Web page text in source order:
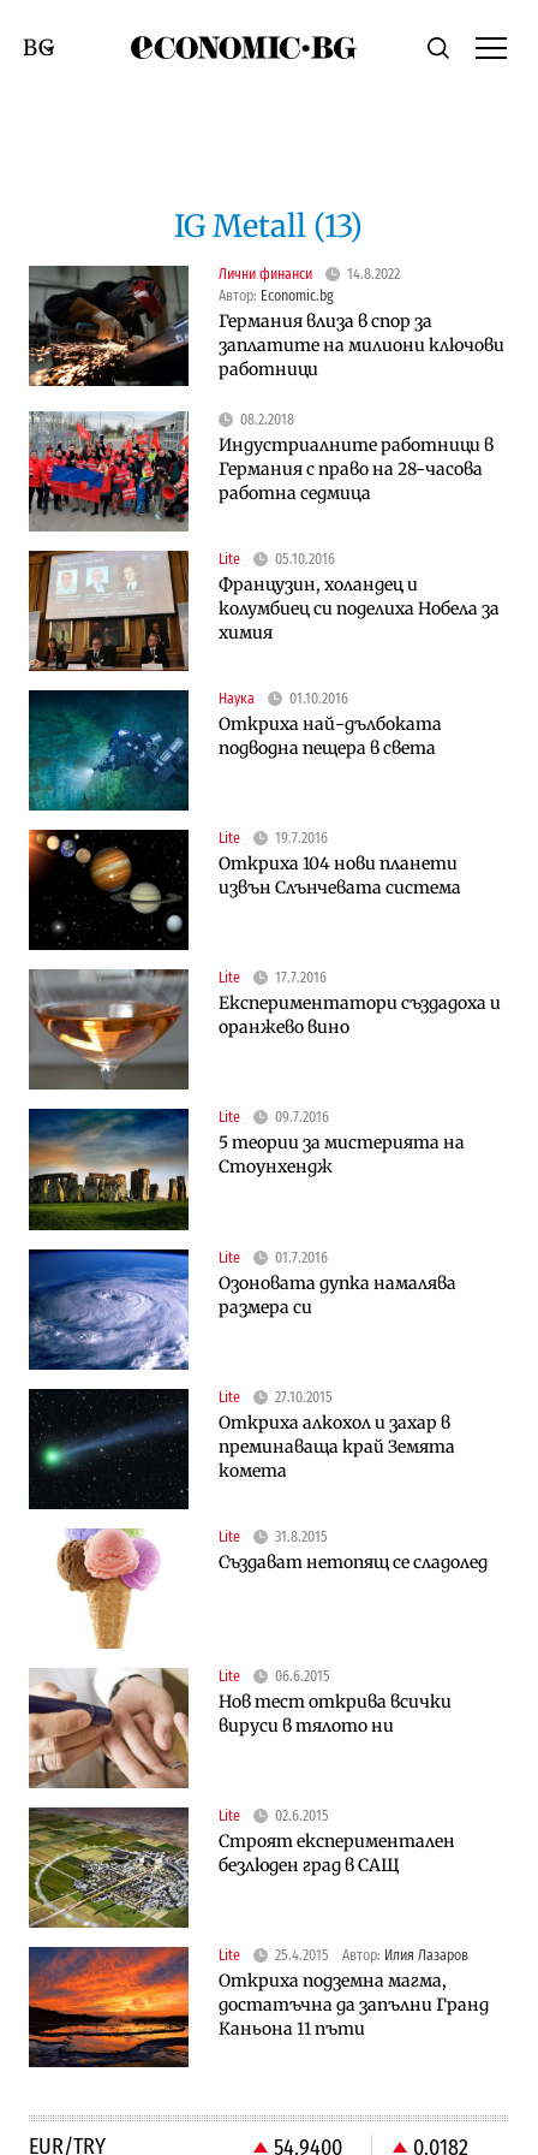
Economic.bgТърсене
Смяна на език
IG Metall (13)
Лични финанси
14.8.2022
Автор: Economic.bg
Германия влиза в спор за
заплатите на милиони ключови
работници
08.2.2018
Индустриалните работници в
Германия с право на 28-часова
работна седмица
Lite 05.10.2016
Французин, холандец и
колумбиец си поделиха Нобела за
химия
Наука 01.10.2016
Откриха най-дълбоката
подводна пещера в света
Lite 19.7.2016
Откриха 104 нови планети
извън Слънчевата система
Lite 17.7.2016
Експериментатори създадоха и
оранжево вино
Lite 09.7.2016
5 теории за мистерията на
Стоунхендж
Lite 01.7.2016
Озоновата дупка намалява
размера си
Lite 27.10.2015
Откриха алкохол и захар в
преминаваща край Земята
комета
Lite 31.8.2015
Създават нетопящ се сладолед
Lite 06.6.2015
Нов тест открива всички
вируси в тялото ни
Lite 02.6.2015
Строят експериментален
безлюден град в САЩ
Lite 25.4.2015 Автор: Илия Лазаров
Откриха подземна магма,
достатъчна да запълни Гранд
Каньона 11 пъти
EUR/TRY 54.9400
0.0182